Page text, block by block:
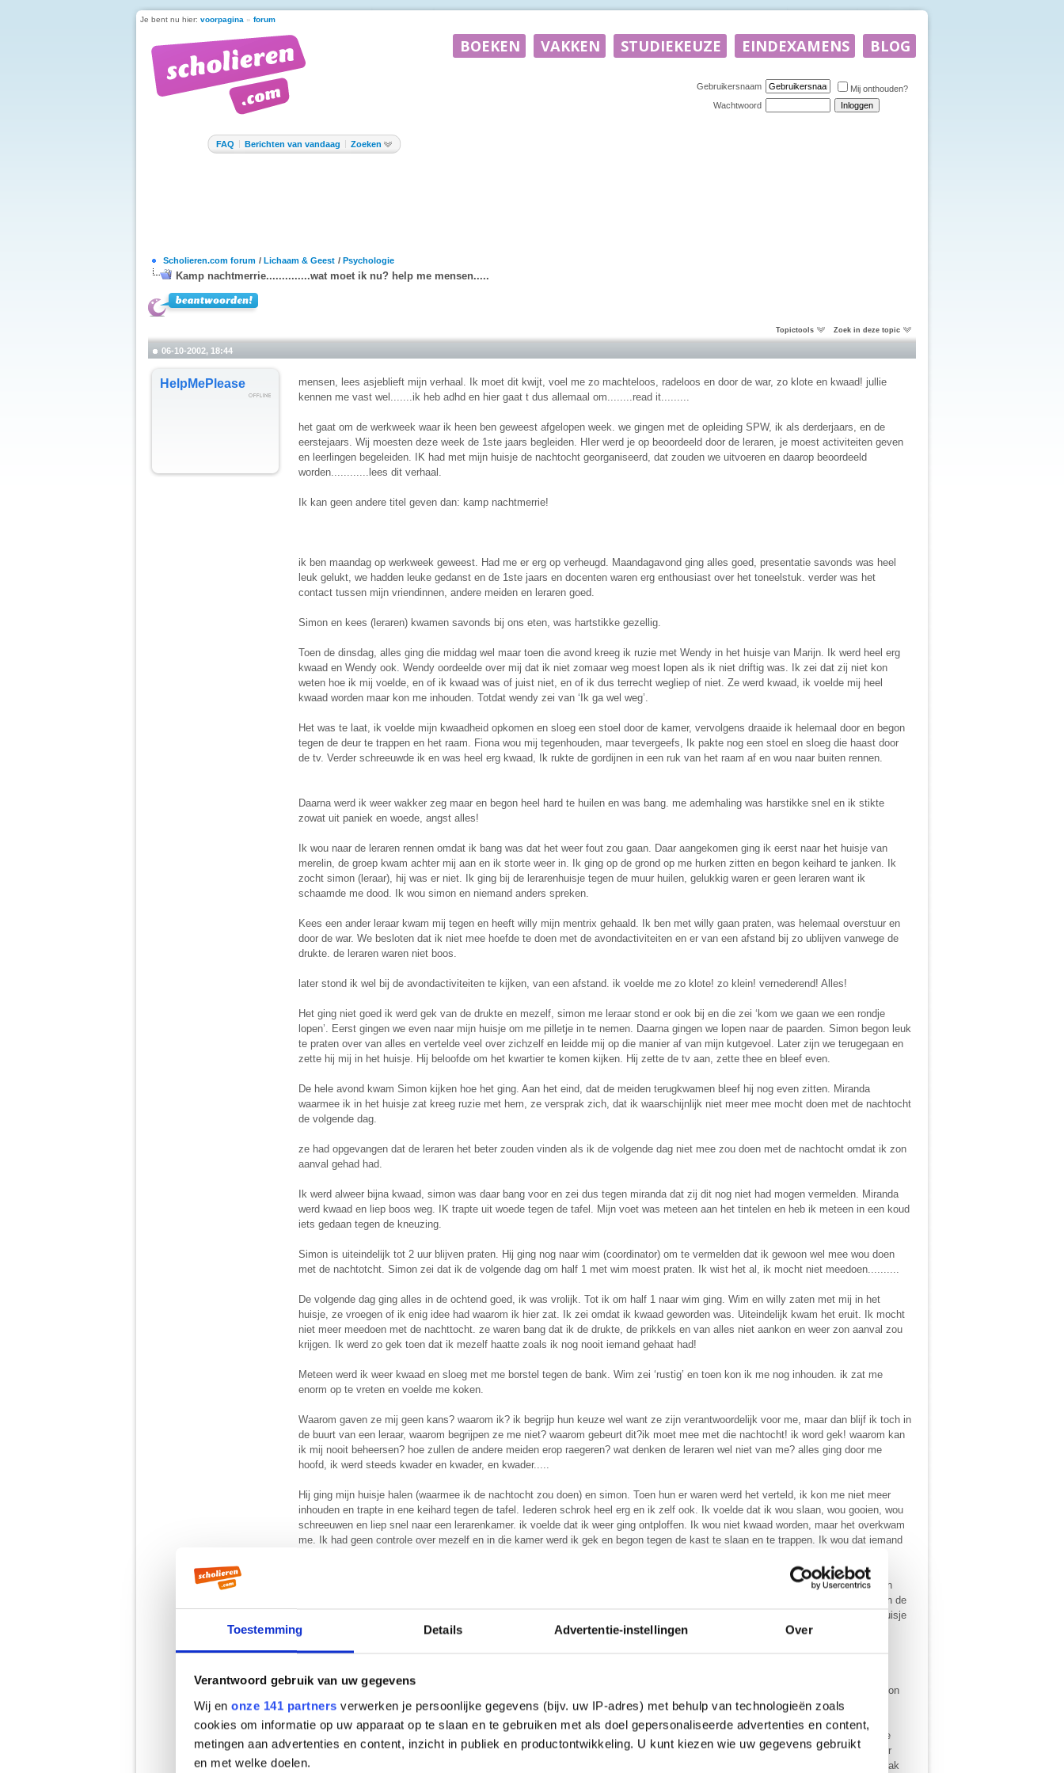
Toestemming Details Advertentie-instellingen Over
Verantwoord gebruik van uw gegevens
Wij en onze 141 partners verwerken je persoonlijke gegevens (bijv. uw IP-adres) met behulp van technologieën zoals
cookies om informatie op uw apparaat op te slaan en te gebruiken met als doel gepersonaliseerde advertenties en content,
metingen aan advertenties en content, inzicht in publiek en productontwikkeling. U kunt kiezen wie uw gegevens gebruikt
en met welke doelen.
Je bent nu hier: voorpagina » forum
Gebruikersnaam
Mij onthouden?
Wachtwoord
FAQ Berichten van vandaag Zoeken
Scholieren.com forum / Lichaam & Geest / Psychologie
Kamp nachtmerrie..............wat moet ik nu? help me mensen.....
Topictools Zoek in deze topic
06-10-2002, 18:44
HelpMePlease
mensen, lees asjeblieft mijn verhaal. Ik moet dit kwijt, voel me zo machteloos, radeloos en door de war, zo klote en kwaad! jullie
kennen me vast wel.......ik heb adhd en hier gaat t dus allemaal om........read it.........
het gaat om de werkweek waar ik heen ben geweest afgelopen week. we gingen met de opleiding SPW, ik als derderjaars, en de
eerstejaars. Wij moesten deze week de 1ste jaars begleiden. HIer werd je op beoordeeld door de leraren, je moest activiteiten geven
en leerlingen begeleiden. IK had met mijn huisje de nachtocht georganiseerd, dat zouden we uitvoeren en daarop beoordeeld
worden............lees dit verhaal.
Ik kan geen andere titel geven dan: kamp nachtmerrie!
ik ben maandag op werkweek geweest. Had me er erg op verheugd. Maandagavond ging alles goed, presentatie savonds was heel
leuk gelukt, we hadden leuke gedanst en de 1ste jaars en docenten waren erg enthousiast over het toneelstuk. verder was het
contact tussen mijn vriendinnen, andere meiden en leraren goed.
Simon en kees (leraren) kwamen savonds bij ons eten, was hartstikke gezellig.
Toen de dinsdag, alles ging die middag wel maar toen die avond kreeg ik ruzie met Wendy in het huisje van Marijn. Ik werd heel erg
kwaad en Wendy ook. Wendy oordeelde over mij dat ik niet zomaar weg moest lopen als ik niet driftig was. Ik zei dat zij niet kon
weten hoe ik mij voelde, en of ik kwaad was of juist niet, en of ik dus terrecht wegliep of niet. Ze werd kwaad, ik voelde mij heel
kwaad worden maar kon me inhouden. Totdat wendy zei van ‘Ik ga wel weg’.
Het was te laat, ik voelde mijn kwaadheid opkomen en sloeg een stoel door de kamer, vervolgens draaide ik helemaal door en begon
tegen de deur te trappen en het raam. Fiona wou mij tegenhouden, maar tevergeefs, Ik pakte nog een stoel en sloeg die haast door
de tv. Verder schreeuwde ik en was heel erg kwaad, Ik rukte de gordijnen in een ruk van het raam af en wou naar buiten rennen.
Daarna werd ik weer wakker zeg maar en begon heel hard te huilen en was bang. me ademhaling was harstikke snel en ik stikte
zowat uit paniek en woede, angst alles!
Ik wou naar de leraren rennen omdat ik bang was dat het weer fout zou gaan. Daar aangekomen ging ik eerst naar het huisje van
merelin, de groep kwam achter mij aan en ik storte weer in. Ik ging op de grond op me hurken zitten en begon keihard te janken. Ik
zocht simon (leraar), hij was er niet. Ik ging bij de lerarenhuisje tegen de muur huilen, gelukkig waren er geen leraren want ik
schaamde me dood. Ik wou simon en niemand anders spreken.
Kees een ander leraar kwam mij tegen en heeft willy mijn mentrix gehaald. Ik ben met willy gaan praten, was helemaal overstuur en
door de war. We besloten dat ik niet mee hoefde te doen met de avondactiviteiten en er van een afstand bij zo ublijven vanwege de
drukte. de leraren waren niet boos.
later stond ik wel bij de avondactiviteiten te kijken, van een afstand. ik voelde me zo klote! zo klein! vernederend! Alles!
Het ging niet goed ik werd gek van de drukte en mezelf, simon me leraar stond er ook bij en die zei ‘kom we gaan we een rondje
lopen’. Eerst gingen we even naar mijn huisje om me pilletje in te nemen. Daarna gingen we lopen naar de paarden. Simon begon leuk
te praten over van alles en vertelde veel over zichzelf en leidde mij op die manier af van mijn kutgevoel. Later zijn we terugegaan en
zette hij mij in het huisje. Hij beloofde om het kwartier te komen kijken. Hij zette de tv aan, zette thee en bleef even.
De hele avond kwam Simon kijken hoe het ging. Aan het eind, dat de meiden terugkwamen bleef hij nog even zitten. Miranda
waarmee ik in het huisje zat kreeg ruzie met hem, ze versprak zich, dat ik waarschijnlijk niet meer mee mocht doen met de nachtocht
de volgende dag.
ze had opgevangen dat de leraren het beter zouden vinden als ik de volgende dag niet mee zou doen met de nachtocht omdat ik zon
aanval gehad had.
Ik werd alweer bijna kwaad, simon was daar bang voor en zei dus tegen miranda dat zij dit nog niet had mogen vermelden. Miranda
werd kwaad en liep boos weg. IK trapte uit woede tegen de tafel. Mijn voet was meteen aan het tintelen en heb ik meteen in een koud
iets gedaan tegen de kneuzing.
Simon is uiteindelijk tot 2 uur blijven praten. Hij ging nog naar wim (coordinator) om te vermelden dat ik gewoon wel mee wou doen
met de nachtotcht. Simon zei dat ik de volgende dag om half 1 met wim moest praten. Ik wist het al, ik mocht niet meedoen..........
De volgende dag ging alles in de ochtend goed, ik was vrolijk. Tot ik om half 1 naar wim ging. Wim en willy zaten met mij in het
huisje, ze vroegen of ik enig idee had waarom ik hier zat. Ik zei omdat ik kwaad geworden was. Uiteindelijk kwam het eruit. Ik mocht
niet meer meedoen met de nachttocht. ze waren bang dat ik de drukte, de prikkels en van alles niet aankon en weer zon aanval zou
krijgen. Ik werd zo gek toen dat ik mezelf haatte zoals ik nog nooit iemand gehaat had!
Meteen werd ik weer kwaad en sloeg met me borstel tegen de bank. Wim zei ‘rustig’ en toen kon ik me nog inhouden. ik zat me
enorm op te vreten en voelde me koken.
Waarom gaven ze mij geen kans? waarom ik? ik begrijp hun keuze wel want ze zijn verantwoordelijk voor me, maar dan blijf ik toch in
de buurt van een leraar, waarom begrijpen ze me niet? waarom gebeurt dit?ik moet mee met die nachtocht! ik word gek! waarom kan
ik mij nooit beheersen? hoe zullen de andere meiden erop raegeren? wat denken de leraren wel niet van me? alles ging door me
hoofd, ik werd steeds kwader en kwader, en kwader.....
Hij ging mijn huisje halen (waarmee ik de nachtocht zou doen) en simon. Toen hun er waren werd het verteld, ik kon me niet meer
inhouden en trapte in ene keihard tegen de tafel. Iederen schrok heel erg en ik zelf ook. Ik voelde dat ik wou slaan, wou gooien, wou
schreeuwen en liep snel naar een lerarenkamer. ik voelde dat ik weer ging ontploffen. Ik wou niet kwaad worden, maar het overkwam
me. Ik had geen controle over mezelf en in die kamer werd ik gek en begon tegen de kast te slaan en te trappen. Ik wou dat iemand
Ik voelde mij alleen maar kwader worden en kon mezelf wel vermoorden. Na ongeveer tien minuten ging iedereen weg en kwamen
willy en wim mij halen. Ik was helemaal overstuur, aan het huilen, aan het boos zijn alles. ik wou niet praten, niks! ik voelde me in de
steek gelaten! Ze kregen mij uiteindelijk mee en ik moest praten. Ik werd weer wat rustiger. Ik nam een pilletje en ben naar me huisje
gegaan.
Simon is die middag een hele tijd bij mij wezen praten. Het deed me erg goed en ik werd er rustig van. Even zag ik het niet meer
zitten en wou al me pillen innemen. Het boeide me allemaal niks meer, kon me niks schelen. een oplossing zag ik niet meer, in zon
bui kan niks me meer schelen. Simon had me medicijnen ingenomen uit voorzorg.
Die middag werd ik weer even kwaad, meteen zijn een vriendin en ik naar wim gegaan. Wim en ik gingen praten, planning voor de
nachtocht. Die avond was ik weer vrolijk, ik hielp mee voor de nachtocht, maar toen ik daar eenmaal stond met wim en een ander
leerlinge die wél meedeed voelde ik me weer zo kut. Zo vernederend, zo goedkoop, klein, eenzaam dat ik moest huilen . wim sprak